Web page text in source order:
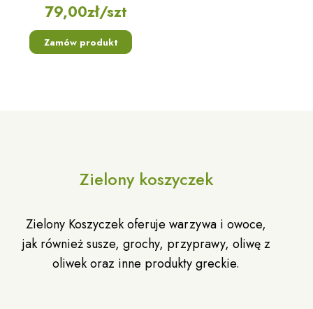
79,00zł/szt
Zamów produkt
Zielony koszyczek
Zielony Koszyczek oferuje warzywa i owoce,
jak również susze, grochy, przyprawy, oliwę z
oliwek oraz inne produkty greckie.